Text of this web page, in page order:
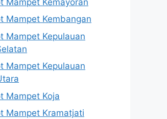
Mampet Kembangan
Mampet Kepulauan
Mampet Kepulauan
Mampet Koja
Mampet Kramatjati